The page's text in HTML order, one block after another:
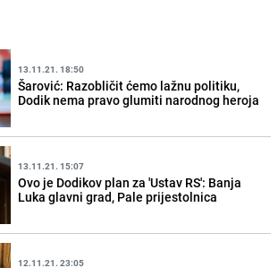
13.11.21. 18:50
Šarović: Razobličit ćemo lažnu politiku,
Dodik nema pravo glumiti narodnog heroja
13.11.21. 15:07
Ovo je Dodikov plan za 'Ustav RS': Banja
Luka glavni grad, Pale prijestolnica
12.11.21. 23:05